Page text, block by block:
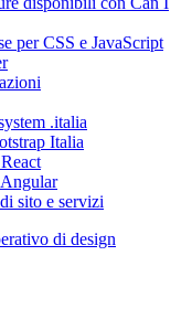
per CSS e JavaScript
.italia
Italia
sito e servizi
di design